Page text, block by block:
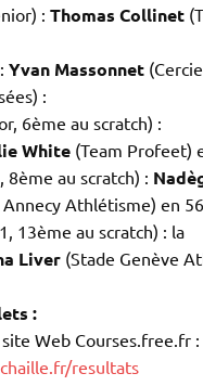
: Thomas Collinet
Yvan Massonnet
:
6ème au scratch) :
White (Team Profeet)
au scratch) :
Annecy Athlétisme) en
13ème au scratch) : la
Liver (Stade Genève
:
Web Courses.free.fr :
resultats